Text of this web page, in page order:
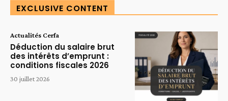
EXCLUSIVE CONTENT
Actualités Cerfa
Déduction du salaire brut
des intérêts d’emprunt :
conditions fiscales 2026
30 juillet 2026